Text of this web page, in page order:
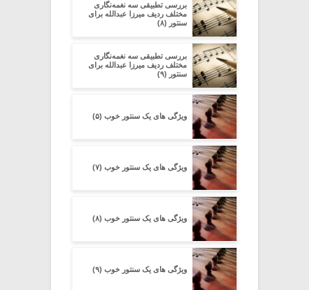
بررسی تطبیقی سه نغمه‌نگاری
مختلف ردیف میرزا عبدالله برای
سنتور (۸)
بررسی تطبیقی سه نغمه‌نگاری
مختلف ردیف میرزا عبدالله برای
سنتور (۹)
ویژگی های یک سنتور خوب (۵)
ویژگی های یک سنتور خوب (۷)
ویژگی های یک سنتور خوب (۸)
ویژگی های یک سنتور خوب (۹)